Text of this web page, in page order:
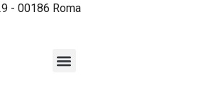
- 00186 Roma